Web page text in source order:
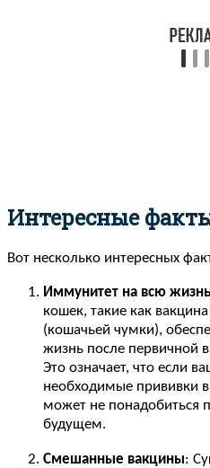
Интересные
Вот несколько интересных
Иммунитет на всю жизнь
кошек, такие как
(кошачьей чумки),
жизнь после первичной
Это означает, что если
необходимые прививки
может не понадобиться
будущем.
Смешанные вакцины: